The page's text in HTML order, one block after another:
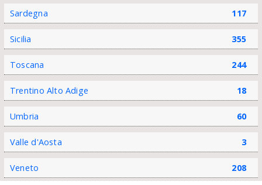
Sardegna 117
Sicilia 355
Toscana 244
Trentino Alto Adige 18
Umbria 60
Valle d'Aosta 3
Veneto 208